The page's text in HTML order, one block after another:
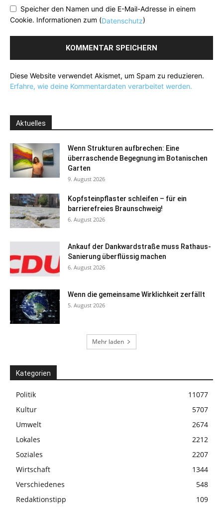
Speicher den Namen und die E-Mail-Adresse in einem
Cookie. Informationen zum (Datenschutz)
Diese Website verwendet Akismet, um Spam zu reduzieren.
Erfahre, wie deine Kommentardaten verarbeitet werden.
Aktuelles
Wenn Strukturen aufbrechen: Eine
überraschende Begegnung im Botanischen
Garten
9. August 2026
Kopfsteinpflaster schleifen – für ein
barrierefreies Braunschweig!
6. August 2026
Ankauf der Dankwardstraße muss Rathaus-
Sanierung überflüssig machen
6. August 2026
Wenn die gemeinsame Wirklichkeit zerfällt
5. August 2026
Mehr laden
Kategorien
Politik
11077
Kultur
5707
Umwelt
2674
Lokales
2212
Soziales
2207
Wirtschaft
1344
Verschiedenes
548
Redaktionstipp
109